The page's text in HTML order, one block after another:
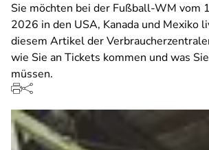
Sie möchten bei der Fußball-WM vom
2026 in den USA, Kanada und Mexiko
diesem Artikel der
wie Sie an Tickets kommen und was
müssen.